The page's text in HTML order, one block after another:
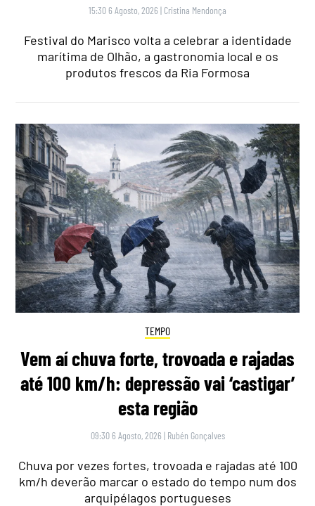
15:30 6 Agosto, 2026 | Cristina Mendonça
Festival do Marisco volta a celebrar a identidade
marítima de Olhão, a gastronomia local e os
produtos frescos da Ria Formosa
TEMPO
Vem aí chuva forte, trovoada e rajadas
até 100 km/h: depressão vai ‘castigar’
esta região
09:30 6 Agosto, 2026 | Rubén Gonçalves
Chuva por vezes fortes, trovoada e rajadas até 100
km/h deverão marcar o estado do tempo num dos
arquipélagos portugueses